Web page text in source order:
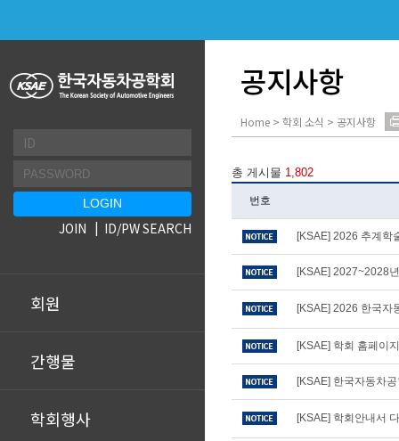
회원
간행물
학회행사
JOIN ID/PW SEARCH
공지사항
Home > 학회 소식 > 공지사항
총 게시물 1,802
번호
[KSAE] 2026 추계학
[KSAE] 2027~2028
[KSAE] 2026 한국자
[KSAE] 학회 홈페이
[KSAE] 한국자동차
[KSAE] 학회안내서